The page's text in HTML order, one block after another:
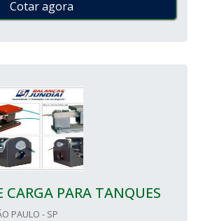
Cotar agora
CARGA PARA TANQUES
PAULO - SP